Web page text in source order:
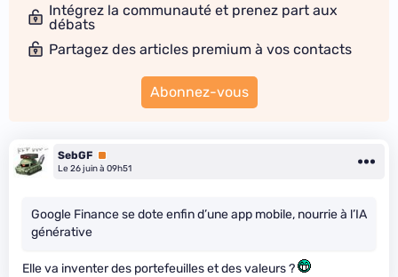
Intégrez la communauté et prenez part aux
débats
Partagez des articles premium à vos contacts
Abonnez-vous
SebGF Premium
Le 26 juin à 09h51
Google Finance se dote enfin d’une app mobile, nourrie à l’IA
générative
Elle va inventer des portefeuilles et des valeurs ?